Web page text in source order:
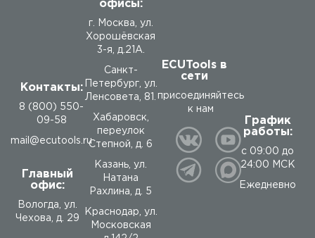
Контакты:
8 (800) 550-
09-58
mail@ecutools.ru
Главный
офис:
Вологда, ул.
Чехова, д. 29
офисы:
г. Москва, ул.
Хорошёвская
3-я, д.21А.
Санкт-
Петербург, ул.
Ленсовета, 81.
Хабаровск,
переулок
Степной, д. 6
Казань, ул.
Натана
Рахлина, д. 5
Краснодар, ул.
Московская
ECUTools в
сети
присоединяйтесь
к нам
График
работы:
с 09:00 до
24:00 МСК
Ежедневно